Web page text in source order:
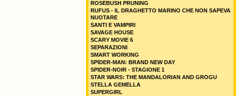
ROSEBUSH PRUNING
RUFUS - IL DRAGHETTO MARINO CHE NON SAPEVA
NUOTARE
SANTI E VAMPIRI
SAVAGE HOUSE
SCARY MOVIE 6
SEPARAZIONI
SMART WORKING
SPIDER-MAN: BRAND NEW DAY
SPIDER-NOIR - STAGIONE 1
STAR WARS: THE MANDALORIAN AND GROGU
STELLA GEMELLA
SUPERGIRL